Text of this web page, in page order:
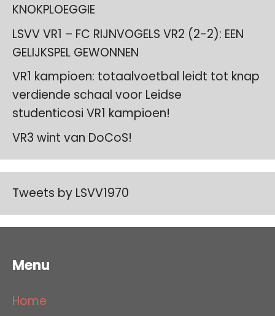
KNOKPLOEGGIE
LSVV VR1 – FC RIJNVOGELS VR2 (2-2): EEN
GELIJKSPEL GEWONNEN
VR1 kampioen: totaalvoetbal leidt tot knap
verdiende schaal voor Leidse
studenticosi VR1 kampioen!
VR3 wint van DoCoS!
Tweets by LSVV1970
Menu
Home